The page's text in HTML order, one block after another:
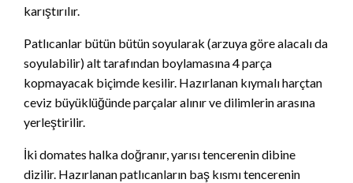
karıştırılır.
Patlıcanlar bütün bütün soyularak (arzuya göre alacalı da
soyulabilir) alt tarafından boylamasına 4 parça
kopmayacak biçimde kesilir. Hazırlanan kıymalı harçtan
ceviz büyüklüğünde parçalar alınır ve dilimlerin arasına
yerleştirilir.
İki domates halka doğranır, yarısı tencerenin dibine
dizilir. Hazırlanan patlıcanların baş kısmı tencerenin